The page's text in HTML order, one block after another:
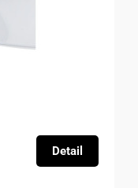
Detail